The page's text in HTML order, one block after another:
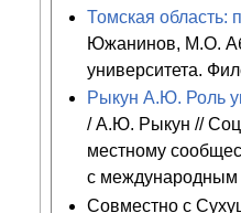
Томская область:
Южанинов, М.О.
университета.
Рыкун А.Ю. Роль
/ А.Ю. Рыкун //
местному
с международным
Совместно с